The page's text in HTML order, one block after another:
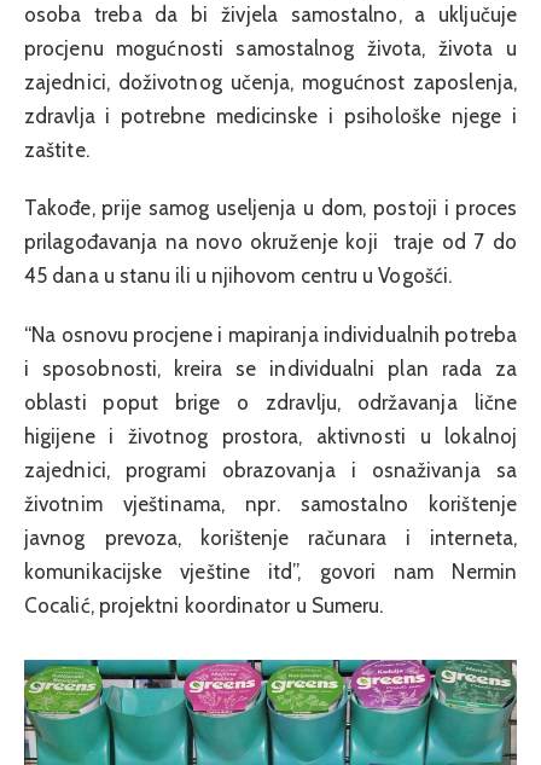
osoba treba da bi živjela samostalno, a uključuje
procjenu mogućnosti samostalnog života, života u
zajednici, doživotnog učenja, mogućnost zaposlenja,
zdravlja i potrebne medicinske i psihološke njege i
zaštite.
Takođe, prije samog useljenja u dom, postoji i proces
prilagođavanja na novo okruženje koji traje od 7 do
45 dana u stanu ili u njihovom centru u Vogošći.
“Na osnovu procjene i mapiranja individualnih potreba
i sposobnosti, kreira se individualni plan rada za
oblasti poput brige o zdravlju, održavanja lične
higijene i životnog prostora, aktivnosti u lokalnoj
zajednici, programi obrazovanja i osnaživanja sa
životnim vještinama, npr. samostalno korištenje
javnog prevoza, korištenje računara i interneta,
komunikacijske vještine itd”, govori nam Nermin
Cocalić, projektni koordinator u Sumeru.